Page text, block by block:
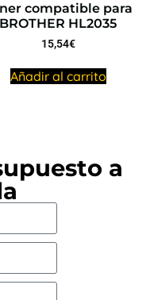
compatible para
BROTHER HL2035
15,54€
Añadir al carrito
a